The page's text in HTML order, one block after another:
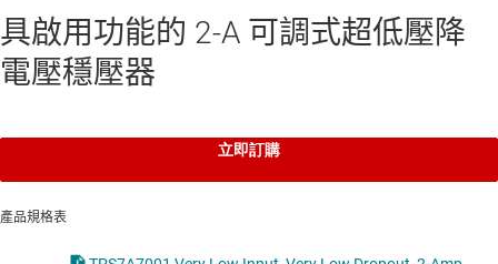
具啟用功能的 2-A 可調式超低壓降
電壓穩壓器
立即訂購
產品規格表